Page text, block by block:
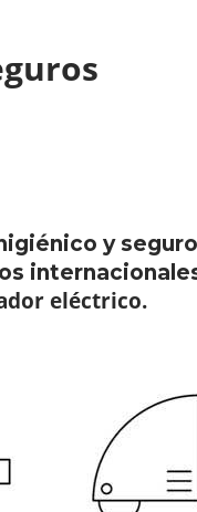
y
eléctrico.